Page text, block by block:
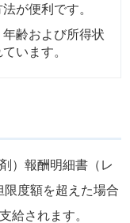
が便利です。
齢および所得状
います。
）報酬明細書（レ
度額を超えた場合
給されます。